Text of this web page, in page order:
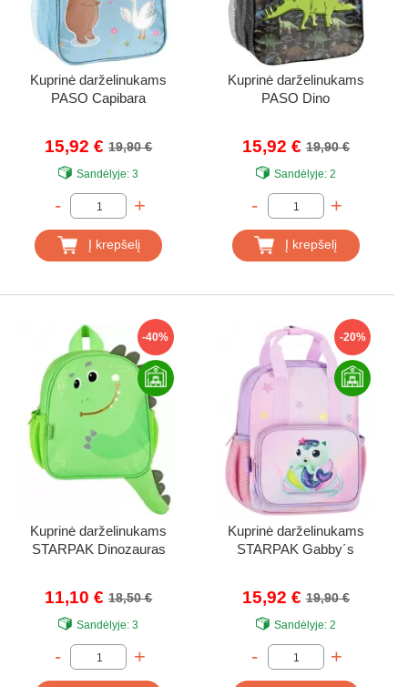
Kuprinė darželinukams
PASO Capibara
15,92 €19,90 €
Sandėlyje: 3
- +
Į krepšelį
Kuprinė darželinukams
PASO Dino
15,92 €19,90 €
Sandėlyje:2
- +
Į krepšelį
-40%
Kuprinė darželinukams
STARPAK Dinozauras
11,10 €18,50 €
Sandėlyje: 3
- +
-20%
Kuprinė darželinukams
STARPAK Gabby´s
15,92 €19,90 €
Sandėlyje:2
- +